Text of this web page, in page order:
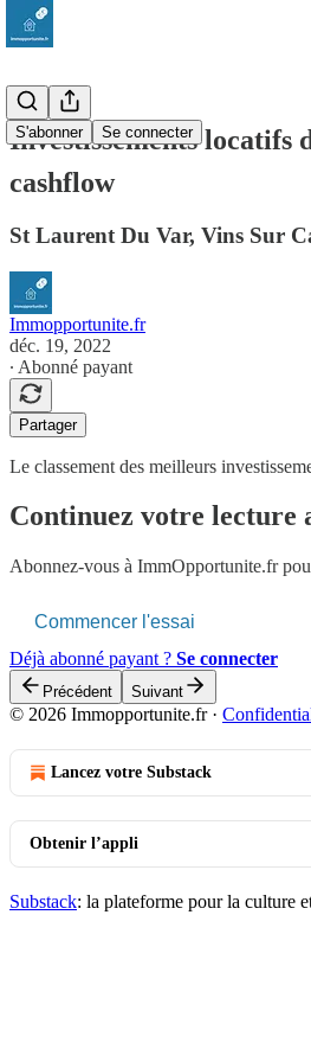
S'abonner Se connecter
Investissements locatifs
cashflow
St Laurent Du Var, Vins Sur
Immopportunite.fr
déc. 19, 2022
∙ Abonné payant
Partager
Le classement des meilleurs
Continuez votre lecture
Abonnez-vous à ImmOpportunite.fr
Commencer l'essai
Déjà abonné payant ? Se connecter
Précédent Suivant
© 2026 Immopportunite.fr·
Lancez votre Substack
Obtenir l’appli
Substack: la plateforme pour la culture